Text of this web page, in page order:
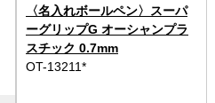
〈名入れボールペン〉スーパ
ーグリップG オーシャンプラ
スチック 0.7mm
OT-13211*